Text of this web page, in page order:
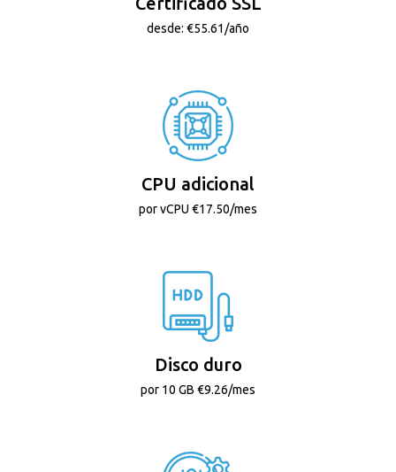
desde: €55.61/año
CPU adicional
por vCPU €17.50/mes
Disco duro
por 10 GB €9.26/mes